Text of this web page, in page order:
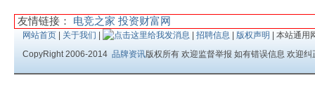
友情链接： 电竞之家 投资财富网
网站首页 关于我们 招聘信息 版权声明
| 本站通用
CopyRight 2006-2014 品牌资讯版权所有 欢迎监督举报 如有错误信息 欢迎纠